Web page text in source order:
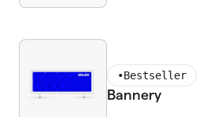
•Bestseller
Bannery